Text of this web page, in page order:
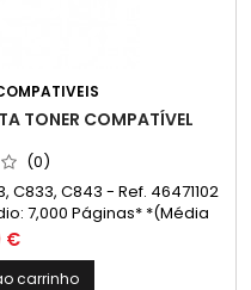
TONER COMPATÍVEL
(0)
C843 - Ref. 46471102
7,000 Páginas* *(Média
e impressão contínua. O
com base no
e noutros factores.)
€
carrinho